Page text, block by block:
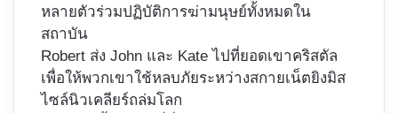
หลายตัวร่วมปฏิบัติการฆ่ามนุษย์ทั้งหมดใน
สถาบัน
Robert ส่ง John และ Kate ไปที่ยอดเขาคริสตัล
เพื่อให้พวกเขาใช้หลบภัยระหว่างสกายเน็ตยิงมิส
ไซล์นิวเคลียร์ถล่มโลก